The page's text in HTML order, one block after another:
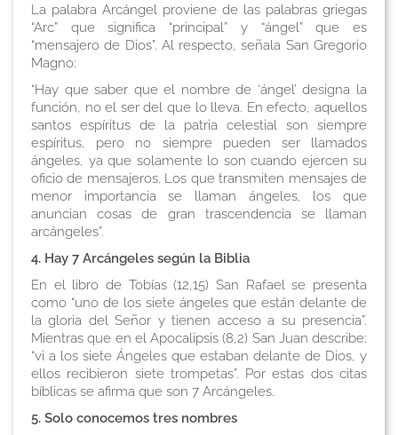
La palabra Arcángel proviene de las palabras griegas
“Arc” que significa “principal” y “ángel” que es
“mensajero de Dios”. Al respecto, señala San Gregorio
Magno:
“Hay que saber que el nombre de ‘ángel’ designa la
función, no el ser del que lo lleva. En efecto, aquellos
santos espíritus de la patria celestial son siempre
espíritus, pero no siempre pueden ser llamados
ángeles, ya que solamente lo son cuando ejercen su
oficio de mensajeros. Los que transmiten mensajes de
menor importancia se llaman ángeles, los que
anuncian cosas de gran trascendencia se llaman
arcángeles”.
4. Hay 7 Arcángeles según la Biblia
En el libro de Tobías (12,15) San Rafael se presenta
como “uno de los siete ángeles que están delante de
la gloria del Señor y tienen acceso a su presencia”.
Mientras que en el Apocalipsis (8,2) San Juan describe:
“vi a los siete Ángeles que estaban delante de Dios, y
ellos recibieron siete trompetas”. Por estas dos citas
bíblicas se afirma que son 7 Arcángeles.
5. Solo conocemos tres nombres